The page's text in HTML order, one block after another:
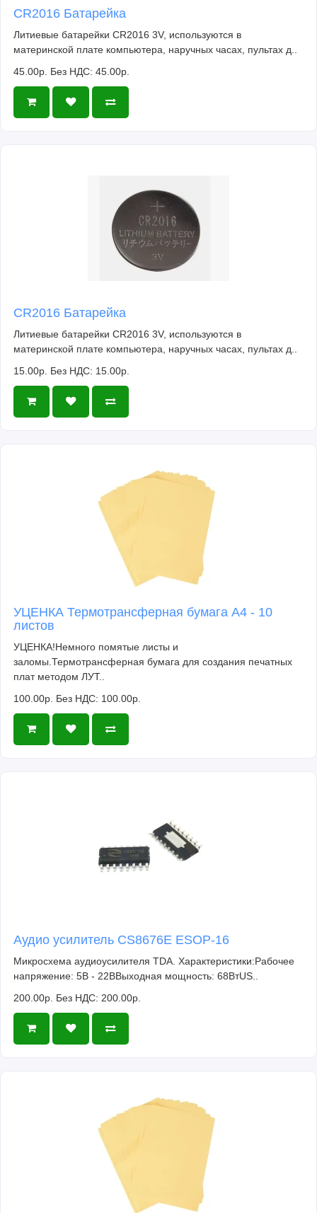
CR2016 Батарейка
Литиевые батарейки CR2016 3V, используются в
материнской плате компьютера, наручных часах, пультах д..
45.00р. Без НДС: 45.00р.
CR2016 Батарейка
Литиевые батарейки CR2016 3V, используются в
материнской плате компьютера, наручных часах, пультах д..
15.00р. Без НДС: 15.00р.
УЦЕНКА Термотрансферная бумага А4 - 10
листов
УЦЕНКА!Немного помятые листы и
заломы.Термотрансферная бумага для создания печатных
плат методом ЛУТ..
100.00р. Без НДС: 100.00р.
Аудио усилитель CS8676E ESOP-16
Микросхема аудиоусилителя TDA. Характеристики:Рабочее
напряжение: 5В - 22ВВыходная мощность: 68ВтUS..
200.00р. Без НДС: 200.00р.